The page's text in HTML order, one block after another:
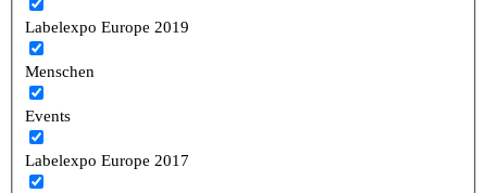
Labelexpo Europe 2019
Menschen
Events
Labelexpo Europe 2017